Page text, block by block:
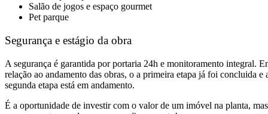
Salão de jogos e espaço gourmet
Pet parque
Segurança e estágio da obra
A segurança é garantida por portaria 24h e monitoramento integral.
relação ao andamento das obras, o a primeira etapa já foi concluida e
segunda etapa está em andamento.
É a oportunidade de investir com o valor de um imóvel na planta, mas